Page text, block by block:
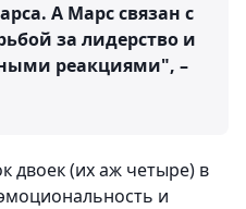
А Марс связан с
за лидерство и
реакциями", –
двоек (их аж четыре) в
и